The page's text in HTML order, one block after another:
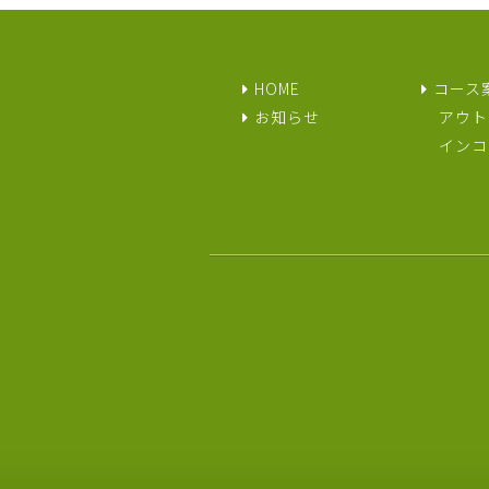
HOME
お知らせ
コース
アウ
イン